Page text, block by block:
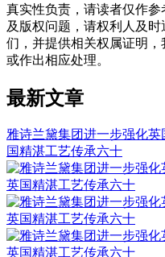
真实性负责，请读者仅作
及版权问题，请权利人及
们，并提供相关权属证明
或作出相应处理。
最新文章
雅诗兰黛集团进一步强化英
国精湛工艺传承六十